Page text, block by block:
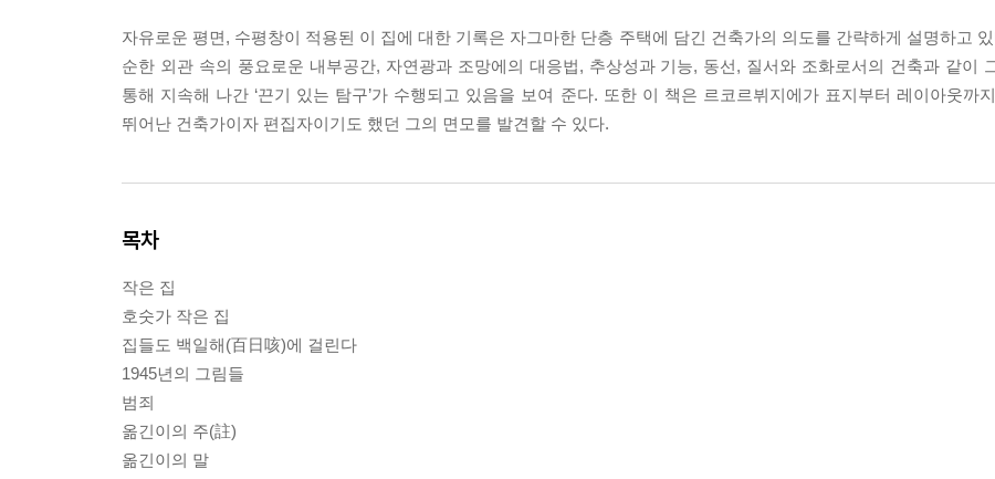
자유로운 평면, 수평창이 적용된 이 집에 대한 기록은 자그마한 단층 주택에 담긴 건축가의 의도를 간략하게 설명하고
순한 외관 속의 풍요로운 내부공간, 자연광과 조망에의 대응법, 추상성과 기능, 동선, 질서와 조화로서의 건축과 같이
통해 지속해 나간 ‘끈기 있는 탐구’가 수행되고 있음을 보여 준다. 또한 이 책은 르코르뷔지에가 표지부터 레이아웃까
뛰어난 건축가이자 편집자이기도 했던 그의 면모를 발견할 수 있다.
목차
작은 집
호숫가 작은 집
집들도 백일해(百日咳)에 걸린다
1945년의 그림들
범죄
옮긴이의 주(註)
옮긴이의 말